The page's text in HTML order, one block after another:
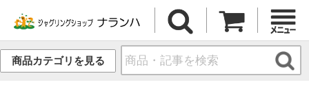
商品カテゴリを見る